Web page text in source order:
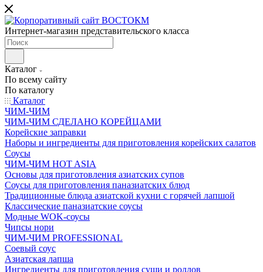
Интернет-магазин представительского класса
Каталог
По всему сайту
По каталогу
Каталог
ЧИМ-ЧИМ
ЧИМ-ЧИМ СДЕЛАНО КОРЕЙЦАМИ
Корейские заправки
Наборы и ингредиенты для приготовления корейских салатов
Соусы
ЧИМ-ЧИМ HOT ASIA
Основы для приготовления азиатских супов
Соусы для приготовления паназиатских блюд
Традиционные блюда азиатской кухни с горячей лапшой
Классические паназиатские соусы
Модные WOK-соусы
Чипсы нори
ЧИМ-ЧИМ PROFESSIONAL
Соевый соус
Азиатская лапша
Ингредиенты для приготовления суши и роллов